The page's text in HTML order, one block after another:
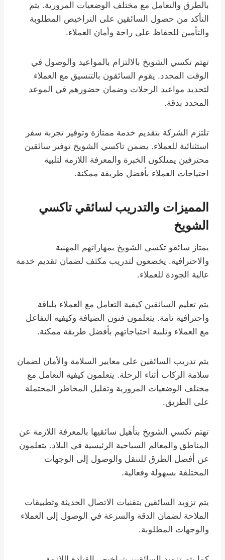
بالطرق والتعامل مع مختلف الوضعيات المرورية. يتم
التأكد من حصول السائقين على التراخيص المطلوبة
والتأمين للحفاظ على راحة وأمان العملاء.
تهتم تكسي الشويخ بالالتزام بالمواعيد والوصول في
الوقت المحدد. يقوم السائقون بالتنسيق مع العملاء
لتحديد مواعيد الرحلات وضمان حضورهم في الموعد
المحدد بدقة.
تلتزم الشركة بتقديم خدمة ممتازة وتوفير تجربة سفر
استثنائية للعملاء. يضمن تاكسي الشويخ توفير سائقين
محترفين يمتلكون الخبرة والمعرفة اللازمة لتلبية
احتياجات العملاء بأفضل طريقة ممكنة.
المميزات والتدريب لسائقي تاكسي
الشويخ
يمتاز سائقو تكسي الشويخ بمهاراتهم المهنية
والاحترافية. يخضعون لتدريب مكثف لضمان تقديم خدمة
عالية الجودة للعملاء.
يتم تعليم السائقين كيفية التعامل مع العملاء بلباقة
واحترافية تامة. يتعلمون فنون الضيافة وكيفية التفاعل
مع العملاء وتلبية احتياجاتهم بأفضل طريقة ممكنة.
يتم تدريب السائقين على معايير السلامة والأمان لضمان
سلامة الركاب أثناء الرحلة. يتعلمون كيفية التعامل مع
مختلف الوضعيات المرورية وتقليل المخاطر المحتملة
على الطريق.
تهتم تكسي الشويخ بتأهيل سائقيها بالمعرفة اللازمة عن
المناطق والمعالم السياحية الرئيسية في البلاد. يتعلمون
عن أفضل الطرق للتنقل والوصول إلى الوجهات
المختلفة بسهولة وفعالية.
يتم تزويد السائقين بتقنيات الاتصال الحديثة وتطبيقات
الملاحة لضمان الدقة والسرعة في الوصول إلى العملاء
والوجهات المطلوبة.